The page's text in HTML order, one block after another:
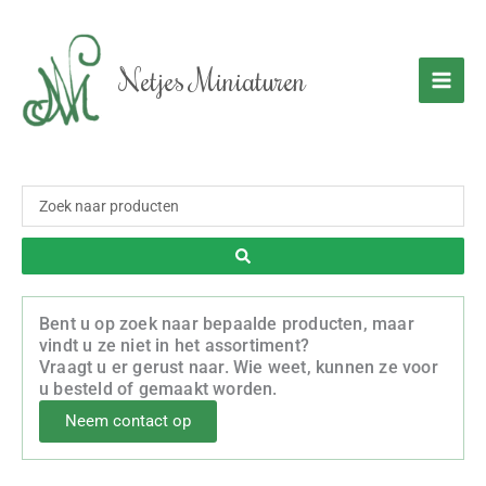
inhoud
Netjes Miniaturen
Zoeken
...
Bent u op zoek naar bepaalde producten, maar
vindt u ze niet in het assortiment?
Vraagt u er gerust naar. Wie weet, kunnen ze voor
u besteld of gemaakt worden.
Neem contact op